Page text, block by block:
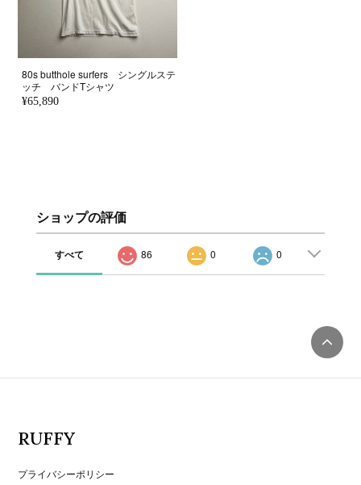
80s butthole surfers シングルステ
ッチ バンドTシャツ
¥65,890
ショップの評価
すべて 86 0 0
RUFFY
プライバシーポリシー